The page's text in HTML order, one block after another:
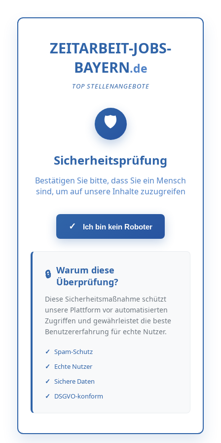
ZEITARBEIT-JOBS-
BAYERN
TOP STELLENANGEBOTE
Sicherheitsprüfung
Bestätigen Sie bitte, dass Sie ein Mensch
sind, um auf unsere Inhalte zuzugreifen
✓ Ich bin kein Roboter
Warum diese
Überprüfung?
Diese Sicherheitsmaßnahme schützt
unsere Plattform vor automatisierten
Zugriffen und gewährleistet die beste
Benutzererfahrung für echte Nutzer.
Spam-Schutz
Echte Nutzer
Sichere Daten
DSGVO-konform